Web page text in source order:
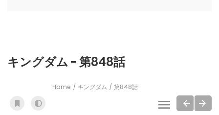
キングダム - 第848話
Home キングダム 第848話